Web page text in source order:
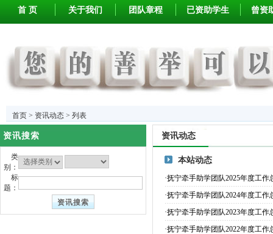
首 页 关于我们 团队章程 已资助学生 曾资
首页 > 资讯动态 > 列表
资讯搜索
类
别：
标
题：
资讯动态
本站动态
·抚宁牵手助学团队2025年度工作
·抚宁牵手助学团队2024年度工作
·抚宁牵手助学团队2023年度工作
·抚宁牵手助学团队2022年度工作